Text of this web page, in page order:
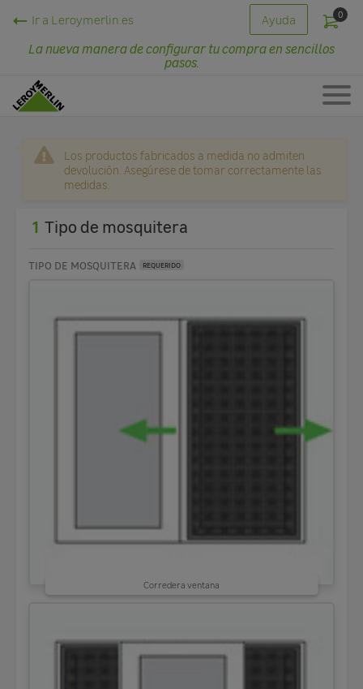
Ir a Leroymerlin.es Ayuda 0
La nueva manera de configurar tu compra en sencillos
pasos.
Los productos fabricados a medida no admiten
devolución. Asegúrese de tomar correctamente las
medidas.
1 Tipo de mosquitera
TIPO DE MOSQUITERA REQUERIDO
Corredera ventana